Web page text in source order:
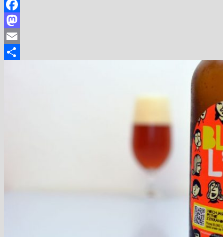
Facebook
Mastodon
Email